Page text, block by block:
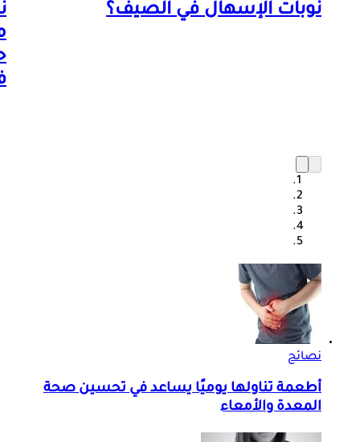
نوبات الإسهال في الصيف؟
نصائح
أطعمة تناولها يوميًا يساعد في تحسين صحة
المعدة والأمعاء